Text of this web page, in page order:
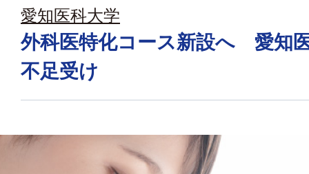
愛知医科大学
外科医特化コース新設へ 愛知
不足受け